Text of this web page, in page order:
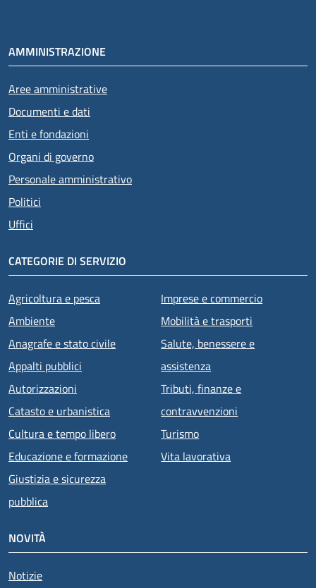
AMMINISTRAZIONE
Aree amministrative
Documenti e dati
Enti e fondazioni
Organi di governo
Personale amministrativo
Politici
Uffici
CATEGORIE DI SERVIZIO
Agricoltura e pesca
Ambiente
Anagrafe e stato civile
Appalti pubblici
Autorizzazioni
Catasto e urbanistica
Cultura e tempo libero
Educazione e formazione
Giustizia e sicurezza
pubblica
Imprese e commercio
Mobilità e trasporti
Salute, benessere e
assistenza
Tributi, finanze e
contravvenzioni
Turismo
Vita lavorativa
NOVITÀ
Notizie